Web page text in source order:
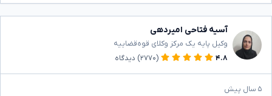
آسیه فتاحی امیردهی
وکیل پایه یک مرکز وکلای قوه‌قضاییه
۴.۸
(۲۷۷۰) دیدگاه
۵ سال پیش